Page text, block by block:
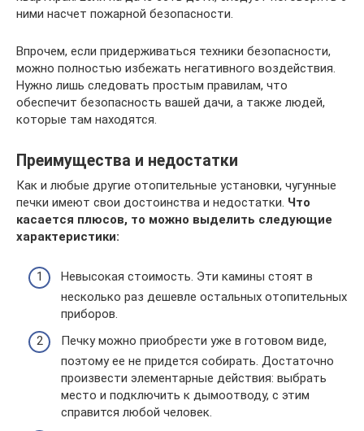
ними насчет пожарной безопасности.
Впрочем, если придерживаться техники безопасности,
можно полностью избежать негативного воздействия.
Нужно лишь следовать простым правилам, что
обеспечит безопасность вашей дачи, а также людей,
которые там находятся.
Преимущества и недостатки
Как и любые другие отопительные установки, чугунные
печки имеют свои достоинства и недостатки. Что
касается плюсов, то можно выделить следующие
характеристики:
Невысокая стоимость. Эти камины стоят в
несколько раз дешевле остальных отопительных
приборов.
Печку можно приобрести уже в готовом виде,
поэтому ее не придется собирать. Достаточно
произвести элементарные действия: выбрать
место и подключить к дымоотводу, с этим
справится любой человек.